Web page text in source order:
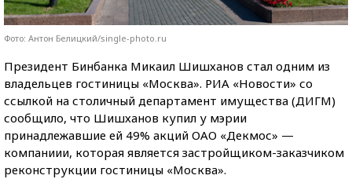
Фото: Антон Белицкий/single-photo.ru
Президент Бинбанка Микаил Шишханов стал одним из
владельцев гостиницы «Москва». РИА «Новости» со
ссылкой на столичный департамент имущества (ДИГМ)
сообщило, что Шишханов купил у мэрии
принадлежавшие ей 49% акций ОАО «Декмос» —
компаниии, которая является застройщиком-заказчиком
реконструкции гостиницы «Москва».